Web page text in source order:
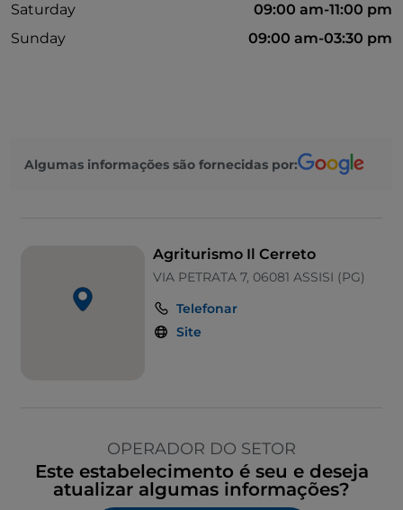
PayPal
Saturday
09:00 am-11:00 pm
Sunday
09:00 am-03:30 pm
Algumas informações são fornecidas por:
Agriturismo Il Cerreto
VIA PETRATA 7, 06081 ASSISI (PG)
Telefonar
Site
OPERADOR DO SETOR
Este estabelecimento é seu e deseja
atualizar algumas informações?